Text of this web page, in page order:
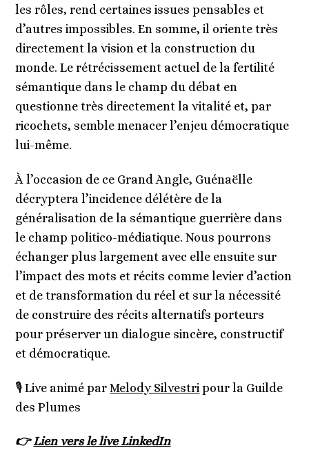
les rôles, rend certaines issues pensables et
d’autres impossibles. En somme, il oriente très
directement la vision et la construction du
monde. Le rétrécissement actuel de la fertilité
sémantique dans le champ du débat en
questionne très directement la vitalité et, par
ricochets, semble menacer l’enjeu démocratique
lui-même.
À l’occasion de ce Grand Angle, Guénaëlle
décryptera l’incidence délétère de la
généralisation de la sémantique guerrière dans
le champ politico-médiatique. Nous pourrons
échanger plus largement avec elle ensuite sur
l’impact des mots et récits comme levier d’action
et de transformation du réel et sur la nécessité
de construire des récits alternatifs porteurs
pour préserver un dialogue sincère, constructif
et démocratique.
🎙️ Live animé parMelody Silvestri pour la Guilde
des Plumes
👉Lien vers le live LinkedIn